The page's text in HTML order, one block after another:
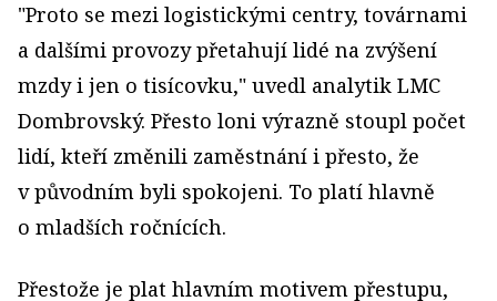
"Proto se mezi logistickými centry, továrnami
a dalšími provozy přetahují lidé na zvýšení
mzdy i jen o tisícovku," uvedl analytik LMC
Dombrovský. Přesto loni výrazně stoupl počet
lidí, kteří změnili zaměstnání i přesto, že
v původním byli spokojeni. To platí hlavně
o mladších ročnících.
Přestože je plat hlavním motivem přestupu,